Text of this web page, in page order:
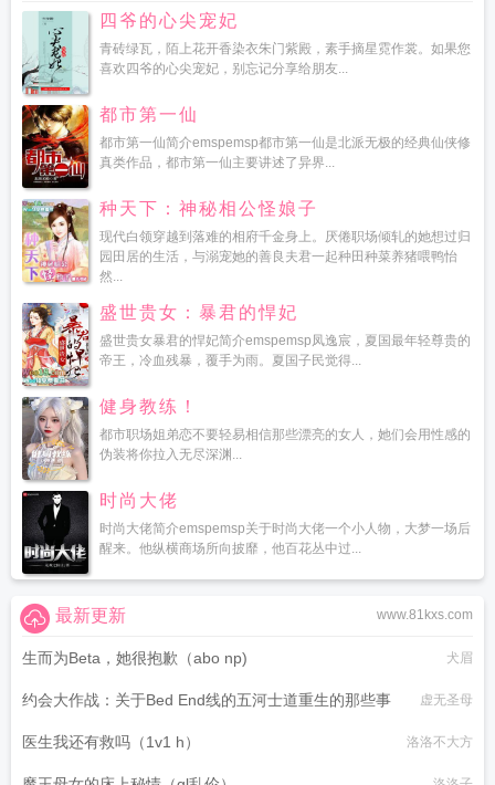
四爷的心尖宠妃
青砖绿瓦，陌上花开香染衣朱门紫殿，素手摘星霓作裳。如果您
喜欢四爷的心尖宠妃，别忘记分享给朋友...
都市第一仙
都市第一仙简介emspemsp都市第一仙是北派无极的经典仙侠修
真类作品，都市第一仙主要讲述了异界...
种天下：神秘相公怪娘子
现代白领穿越到落难的相府千金身上。厌倦职场倾轧的她想过归
园田居的生活，与溺宠她的善良夫君一起种田种菜养猪喂鸭怡
然...
盛世贵女：暴君的悍妃
盛世贵女暴君的悍妃简介emspemsp凤逸宸，夏国最年轻尊贵的
帝王，冷血残暴，覆手为雨。夏国子民觉得...
健身教练！
都市职场姐弟恋不要轻易相信那些漂亮的女人，她们会用性感的
伪装将你拉入无尽深渊...
时尚大佬
时尚大佬简介emspemsp关于时尚大佬一个小人物，大梦一场后
醒来。他纵横商场所向披靡，他百花丛中过...
www.81kxs.com
最新更新
生而为Beta，她很抱歉（abo np) 犬眉
约会大作战：关于Bed End线的五河士道重生的那些事 虚无圣母
医生我还有救吗（1v1 h） 洛洛不大方